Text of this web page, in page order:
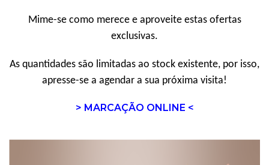
Mime-se como merece e aproveite estas ofertas
exclusivas.
As quantidades são limitadas ao stock existente, por isso,
apresse-se a agendar a sua próxima visita!
> MARCAÇÃO ONLINE <